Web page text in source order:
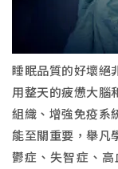
睡眠品質的好壞絕
用整天的疲憊大腦
組織、增強免疫系
能至關重要，舉
鬱症、失智症、